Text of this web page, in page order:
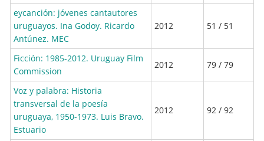
eycanción: jóvenes cantautores
uruguayos. Ina Godoy. Ricardo
Antúnez. MEC
2012 51 / 51
Ficción: 1985-2012. Uruguay Film
Commission
2012 79 / 79
Voz y palabra: Historia
transversal de la poesía
uruguaya, 1950-1973. Luis Bravo.
Estuario
2012 92 / 92